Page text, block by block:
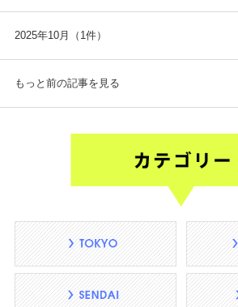
2025年10月（1件）
もっと前の記事を見る